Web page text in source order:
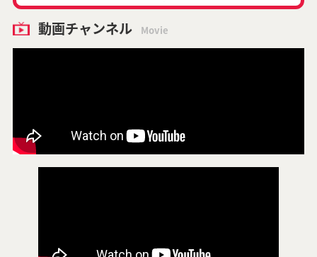
動画チャンネル Movie